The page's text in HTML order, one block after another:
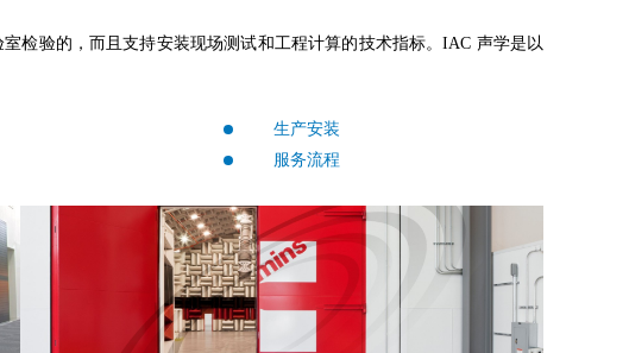
检验的，而且支持安装现场测试和工程计算的技术指标。IAC 声学是以
生产安装
服务流程